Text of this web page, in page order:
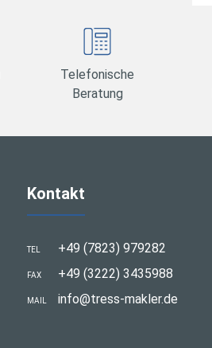
Telefonische
Beratung
Kontakt
TEL +49 (7823) 979282
FAX +49 (3222) 3435988
MAIL info@tress-makler.de